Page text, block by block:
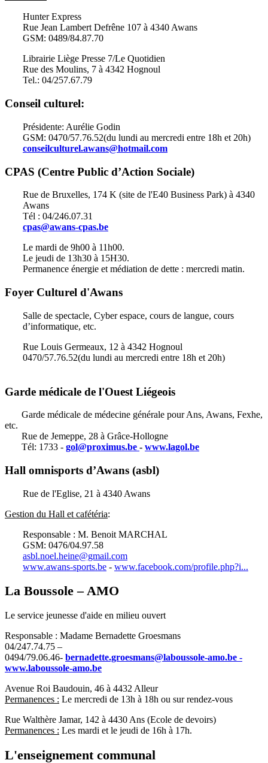
Hunter Express
Rue Jean Lambert Defrêne 107 à 4340 Awans
GSM: 0489/84.87.70
Librairie Liège Presse 7/Le Quotidien
Rue des Moulins, 7 à 4342 Hognoul
Tel.: 04/257.67.79
Conseil culturel:
Présidente: Aurélie Godin
GSM: 0470/57.76.52(du lundi au mercredi entre 18h et 20h)
conseilculturel.awans@hotmail.com
CPAS (Centre Public d’Action Sociale)
Rue de Bruxelles, 174 K (site de l'E40 Business Park) à 4340
Awans
Tél : 04/246.07.31
cpas@awans-cpas.be
Le mardi de 9h00 à 11h00.
Le jeudi de 13h30 à 15H30.
Permanence énergie et médiation de dette : mercredi matin.
Foyer Culturel d'Awans
Salle de spectacle, Cyber espace, cours de langue, cours
d’informatique, etc.
Rue Louis Germeaux, 12 à 4342 Hognoul
0470/57.76.52(du lundi au mercredi entre 18h et 20h)
Garde médicale de l'Ouest Liégeois
Garde médicale de médecine générale pour Ans, Awans, Fexhe,
etc.
Rue de Jemeppe, 28 à Grâce-Hollogne
Tél: 1733 - gol@proximus.be - www.lagol.be
Hall omnisports d’Awans (asbl)
Rue de l'Eglise, 21 à 4340 Awans
Gestion du Hall et cafétéria:
Responsable : M. Benoit MARCHAL
GSM: 0476/04.97.58
asbl.noel.heine@gmail.com
www.awans-sports.be - www.facebook.com/profile.php?i...
La Boussole – AMO
Le service jeunesse d'aide en milieu ouvert
Responsable : Madame Bernadette Groesmans
04/247.74.75 –
0494/79.06.46- bernadette.groesmans@laboussole-amo.be -
www.laboussole-amo.be
Avenue Roi Baudouin, 46 à 4432 Alleur
Permanences : Le mercredi de 13h à 18h ou sur rendez-vous
Rue Walthère Jamar, 142 à 4430 Ans (Ecole de devoirs)
Permanences : Les mardi et le jeudi de 16h à 17h.
L'enseignement communal